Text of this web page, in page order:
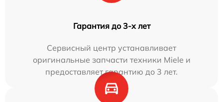
Гарантия до 3-х лет
Сервисный центр устанавливает
оригинальные запчасти техники Miele и
предоставляет гарантию до 3 лет.